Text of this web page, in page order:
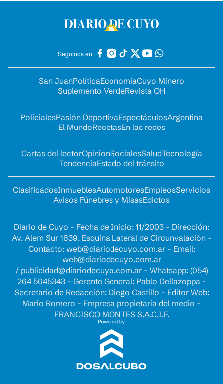
Seguinos en:
San JuanPolíticaEconomíaCuyo Minero
Suplemento VerdeRevista OH
PolicialesPasión DeportivaEspectáculosArgentina
El MundoRecetasEn las redes
Cartas del lectorOpinionSocialesSaludTecnología
TendenciaEstado del tránsito
ClasificadosInmueblesAutomotoresEmpleosServicios
Avisos Fúnebres y MisasEdictos
Diario de Cuyo - Fecha de Inicio: 11/2003 - Dirección:
Av. Alem Sur 1639. Esquina Lateral de Circunvalación -
Contacto: web@diariodecuyo.com.ar- Email:
web@diariodecuyo.com.ar
/ publicidad@diariodecuyo.com.ar- Whatsapp: (054)
264 5045343 - Gerente General: Pablo Dellazoppa -
Secretario de Redacción: Diego Castillo - Editor Web:
Mario Romero - Empresa propietaria del medio -
FRANCISCO MONTES S.A.C.I.F.